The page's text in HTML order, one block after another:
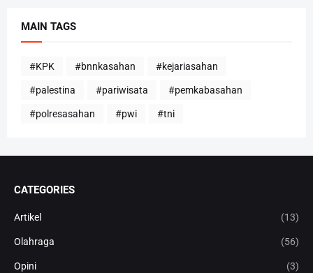
MAIN TAGS
#KPK #bnnkasahan #kejariasahan
#palestina #pariwisata #pemkabasahan
#polresasahan #pwi #tni
CATEGORIES
Artikel (13)
Olahraga (56)
Opini (3)